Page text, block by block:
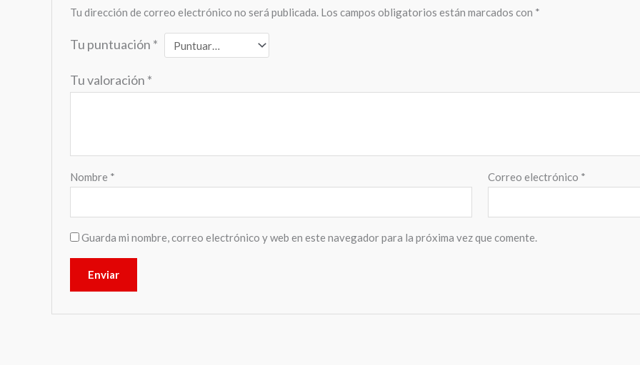
Tu dirección de correo electrónico no será publicada. Los campos obligatorios están marcados con *
Tu puntuación *
Tu valoración *
Nombre * Correo electrónico *
Guarda mi nombre, correo electrónico y web en este navegador para la próxima vez que comente.